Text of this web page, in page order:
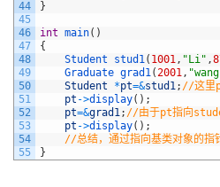
44
45
46
47
48
49
50
51
52
53
54
55
}
int main( )
{
Student stud1( 1001, "Li" ,
Graduate grad1(2001,
Student
*pt=&stud1; //这里
pt ->display( ) ;
pt=&grad1; //由于pt指向
pt ->display( ) ;
//总结，通过指向基类对象的指
}